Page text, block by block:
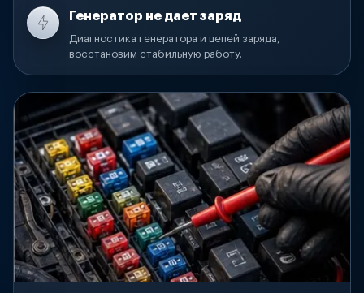
Генератор не дает заряд
Диагностика генератора и цепей заряда,
восстановим стабильную работу.